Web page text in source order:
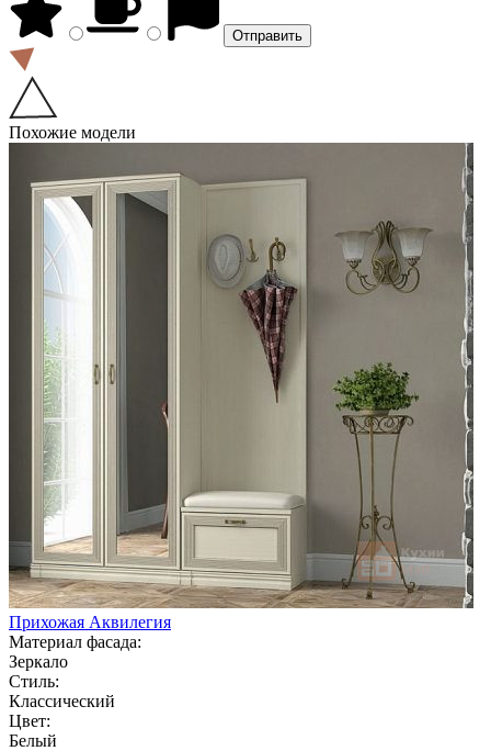
Похожие модели
Прихожая Аквилегия
Материал фасада:
Зеркало
Стиль:
Классический
Цвет:
Белый